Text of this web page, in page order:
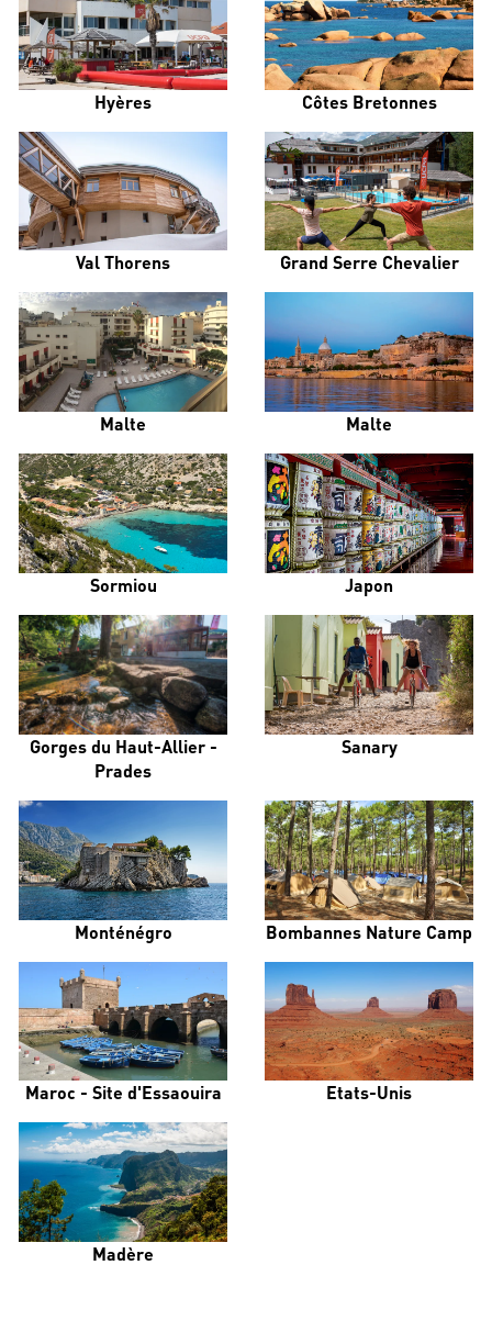
Hyères Côtes Bretonnes
Val Thorens Grand Serre Chevalier
Malte Malte
Sormiou Japon
Gorges du Haut-Allier -
Prades
Sanary
Monténégro Bombannes Nature Camp
Maroc - Site d'Essaouira Etats-Unis
Madère